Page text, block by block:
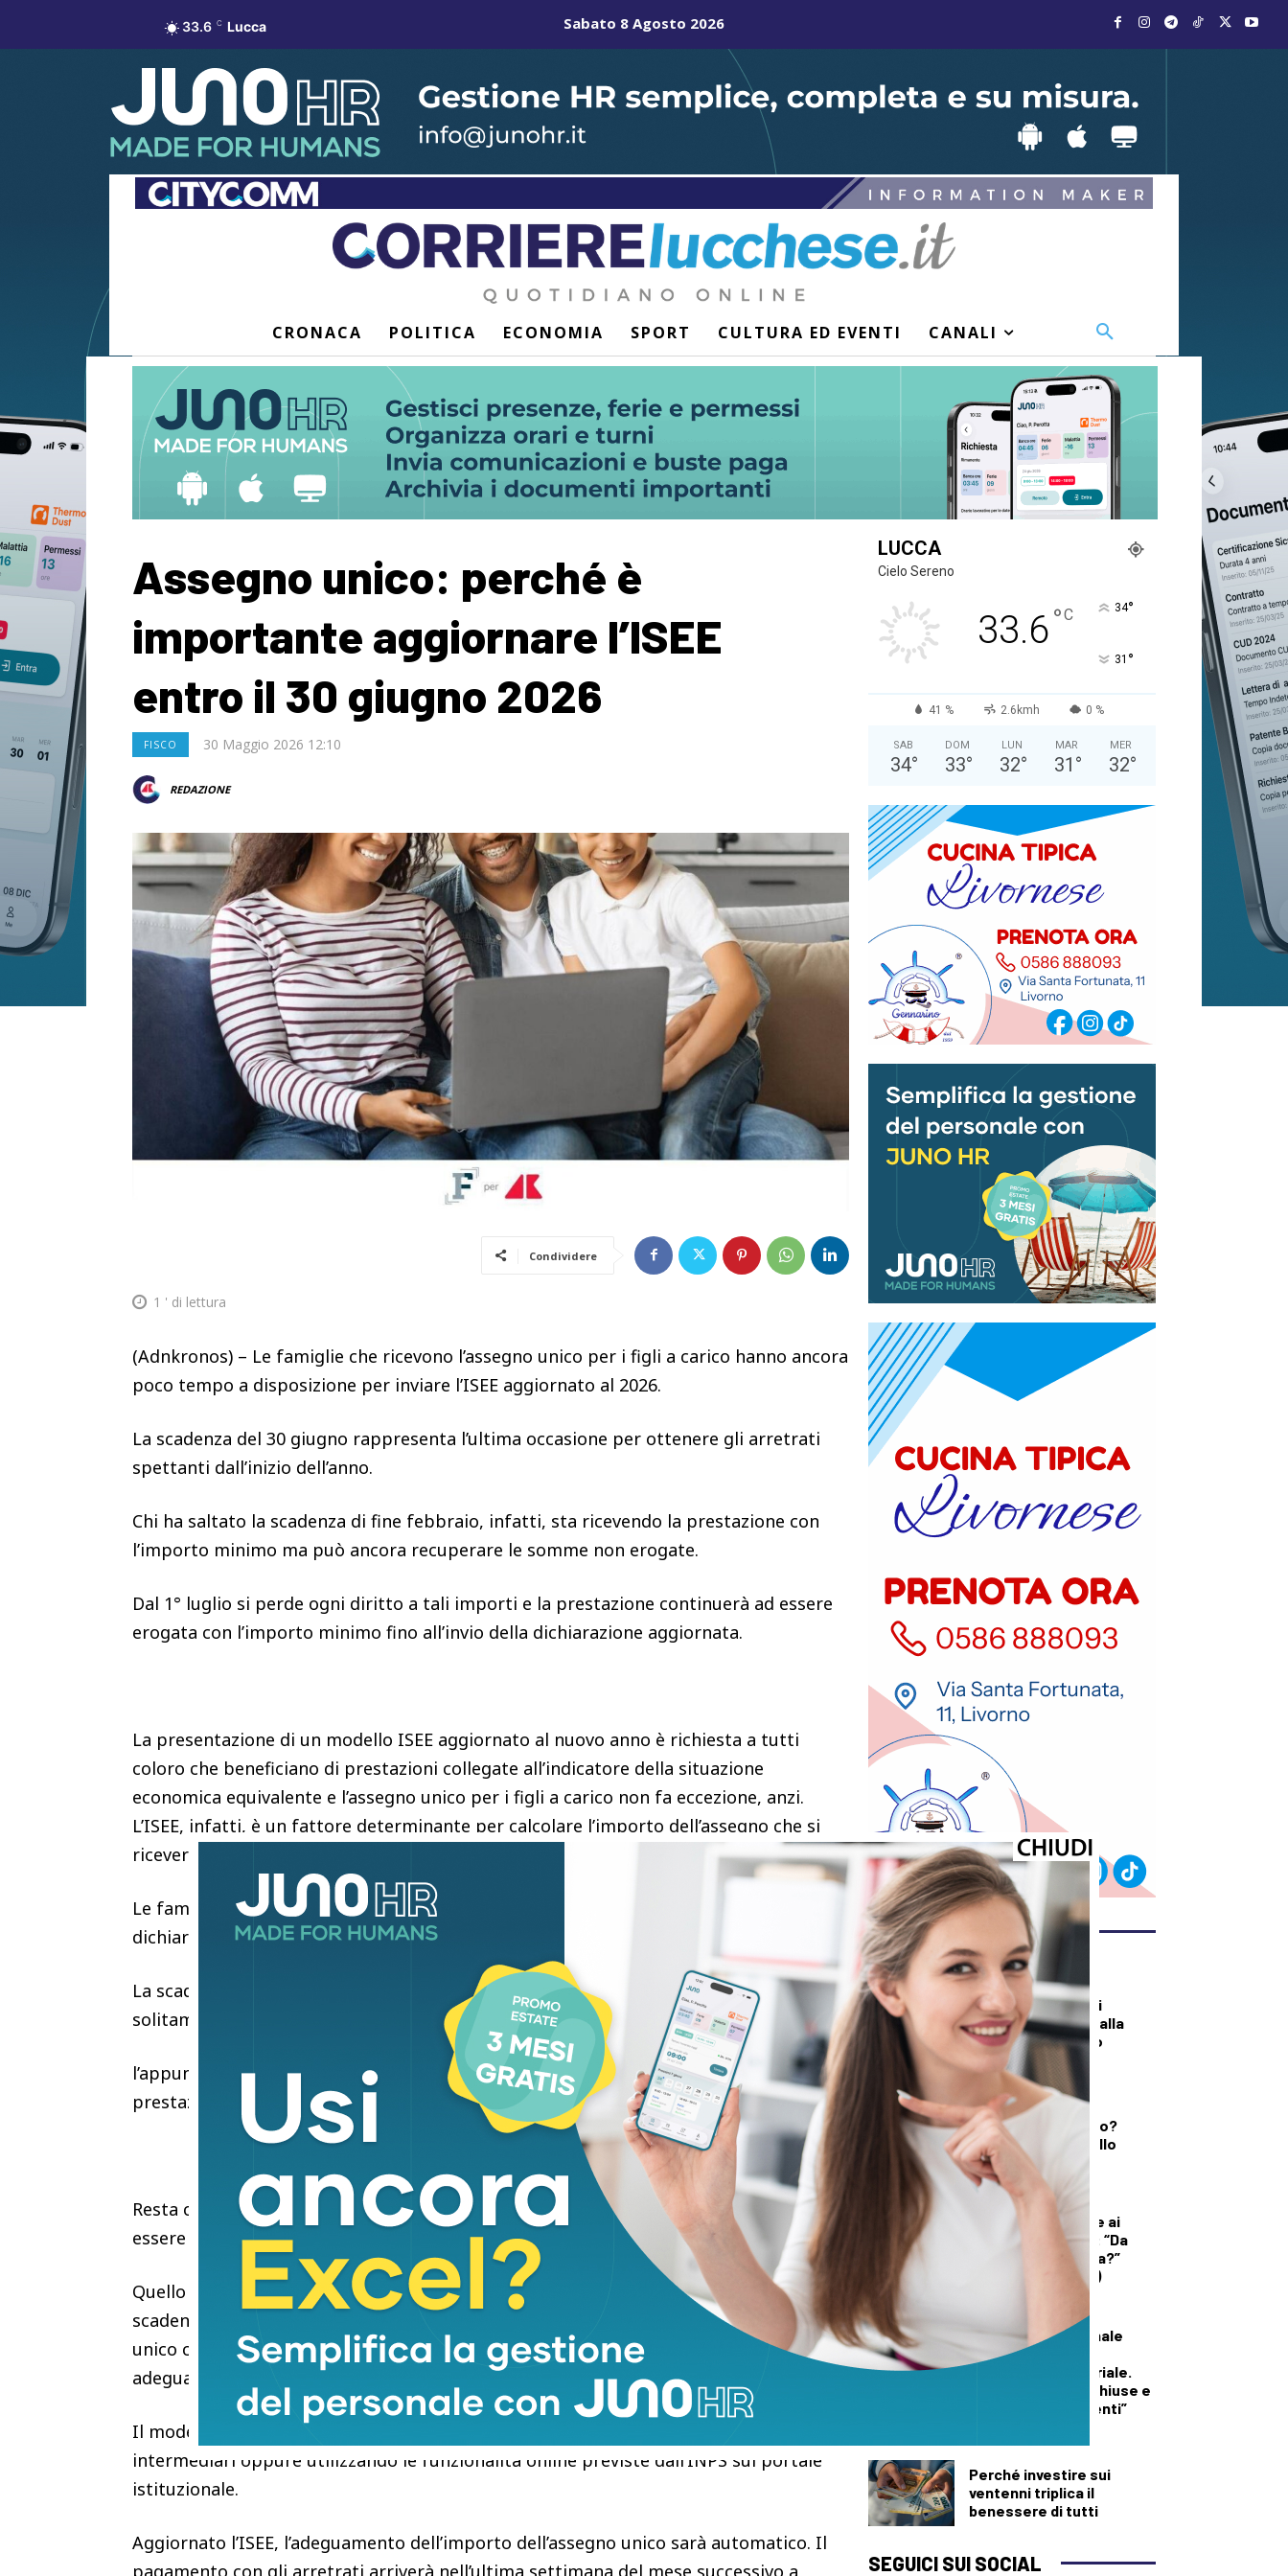
33.6 C Lucca Sabato 8 Agosto 2026
CRONACA POLITICA ECONOMIA SPORT CULTURA ED EVENTI CANALI
Assegno unico: perché è
importante aggiornare l’ISEE
entro il 30 giugno 2026
FISCO 30 Maggio 2026 12:10
REDAZIONE
Condividere
1 ' di lettura
(Adnkronos) – Le famiglie che ricevono l’assegno unico per i figli a carico hanno ancora
poco tempo a disposizione per inviare l’ISEE aggiornato al 2026.
La scadenza del 30 giugno rappresenta l’ultima occasione per ottenere gli arretrati
spettanti dall’inizio dell’anno.
Chi ha saltato la scadenza di fine febbraio, infatti, sta ricevendo la prestazione con
l’importo minimo ma può ancora recuperare le somme non erogate.
Dal 1° luglio si perde ogni diritto a tali importi e la prestazione continuerà ad essere
erogata con l’importo minimo fino all’invio della dichiarazione aggiornata.
La presentazione di un modello ISEE aggiornato al nuovo anno è richiesta a tutti
coloro che beneficiano di prestazioni collegate all’indicatore della situazione
economica equivalente e l’assegno unico per i figli a carico non fa eccezione, anzi.
L’ISEE, infatti, è un fattore determinante per calcolare l’importo dell’assegno che si
riceverà dall’INPS.
Le famiglie che ricevono la prestazione ma non si sono ancora mosse per inviare la
dichiarazione aggiornata al 2026 hanno ancora poco tempo a disposizione per farlo.
La scadenza per l’invio di una dichiarazione sostitutiva unica (DSU) aggiornata è
solitamente fissata al 28 febbraio di ogni anno. Chi salta
l’appuntamento, a partire da marzo comincia a ricevere l’importo minimo della
prestazione, che nel 2026 è pari a 58,30 euro per figlio minore.
Resta comunque ancora una possibilità per recuperare. La nuova DSU, infatti, può
essere inviata entro la scadenza del 30 giugno.
Quello del 30 giugno è un termine perentorio. Chi dovesse saltare anche questa
scadenza perderà ogni diritto ad eventuali arretrati e continuerà a ricevere l’assegno
unico con l’importo minimo. Dal 1° luglio, la somma erogata ogni mese dall’INPS sarà
adeguata solamente a partire dal mese di presentazione dell’ISEE aggiornato.
Il modello ISEE 2026 può essere inviato in modalità ordinaria rivolgendosi a CAF o
intermediari oppure utilizzando le funzionalità online previste dall’INPS sul portale
istituzionale.
Aggiornato l’ISEE, l’adeguamento dell’importo dell’assegno unico sarà automatico. Il
pagamento con gli arretrati arriverà nell’ultima settimana del mese successivo a
LUCCA
Cielo Sereno
33.6°C 34°
31 °
41 % 2.6kmh 0 %
SAB
34°
DOM
33°
LUN
32°
MAR
31 °
MER
32°
ULTIMI ARTICOLI
DALLA TOSCANA
Un’altra giornata di
incendi di bosco, dalla
Toscana al Mugello
DEMOGRAFICA
Testosterone e
spermatozoi in calo?
Cosa c’è di vero nello
“Spermageddon”
DEMOGRAFICA
Licia Colò risponde ai
commenti sull’età: “Da
quando è un’offesa?”
(solo per le donne)
Maxi incendio a Finale
Emilia, in fiamme
capannone industriale.
L’Ausl: “Finestre chiuse e
condizionatori spenti”
Perché investire sui
ventenni triplica il
benessere di tutti
SEGUICI SUI SOCIAL